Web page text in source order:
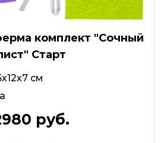
комплект "Сочный
Старт
см
руб.